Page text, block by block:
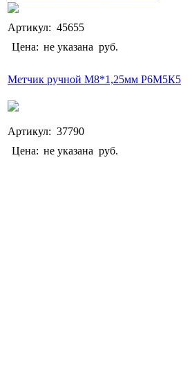
Артикул: 45655
Цена: не указана руб.
Метчик ручной М8*1,25мм Р6М5К5
Артикул: 37790
Цена: не указана руб.